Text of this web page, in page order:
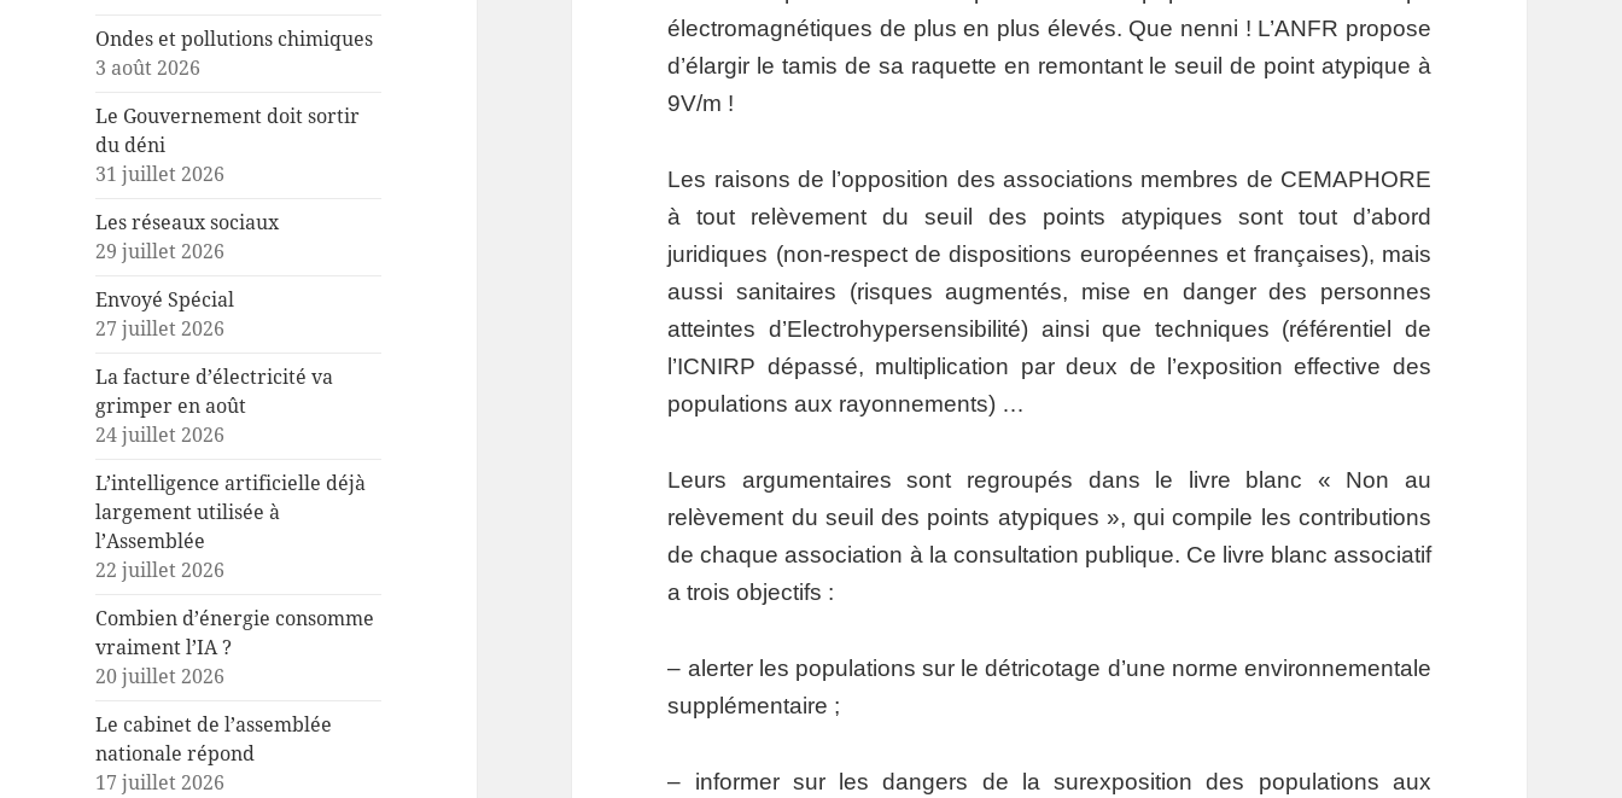
Ondes et pollutions chimiques
3 août 2026
Le Gouvernement doit sortir
du déni
31 juillet 2026
Les réseaux sociaux
29 juillet 2026
Envoyé Spécial
27 juillet 2026
La facture d’électricité va
grimper en août
24 juillet 2026
L’intelligence artificielle déjà
largement utilisée à
l’Assemblée
22 juillet 2026
Combien d’énergie consomme
vraiment l’IA ?
20 juillet 2026
Le cabinet de l’assemblée
nationale répond
17 juillet 2026
électromagnétiques de plus en plus élevés. Que nenni ! L’ANFR propose
d’élargir le tamis de sa raquette en remontant le seuil de point atypique à
9V/m !
Les raisons de l’opposition des associations membres de CEMAPHORE
à tout relèvement du seuil des points atypiques sont tout d’abord
juridiques (non-respect de dispositions européennes et françaises), mais
aussi sanitaires (risques augmentés, mise en danger des personnes
atteintes d’Electrohypersensibilité) ainsi que techniques (référentiel de
l’ICNIRP dépassé, multiplication par deux de l’exposition effective des
populations aux rayonnements) …
Leurs argumentaires sont regroupés dans le livre blanc « Non au
relèvement du seuil des points atypiques », qui compile les contributions
de chaque association à la consultation publique. Ce livre blanc associatif
a trois objectifs :
– alerter les populations sur le détricotage d’une norme environnementale
supplémentaire ;
– informer sur les dangers de la surexposition des populations aux